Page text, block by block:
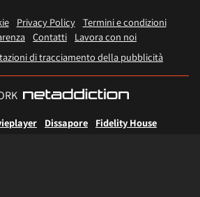
Privacy Policy
Termini e condizioni
Contatti
Lavora con noi
di tracciamento della pubblicità
Dissapore
Fidelity House